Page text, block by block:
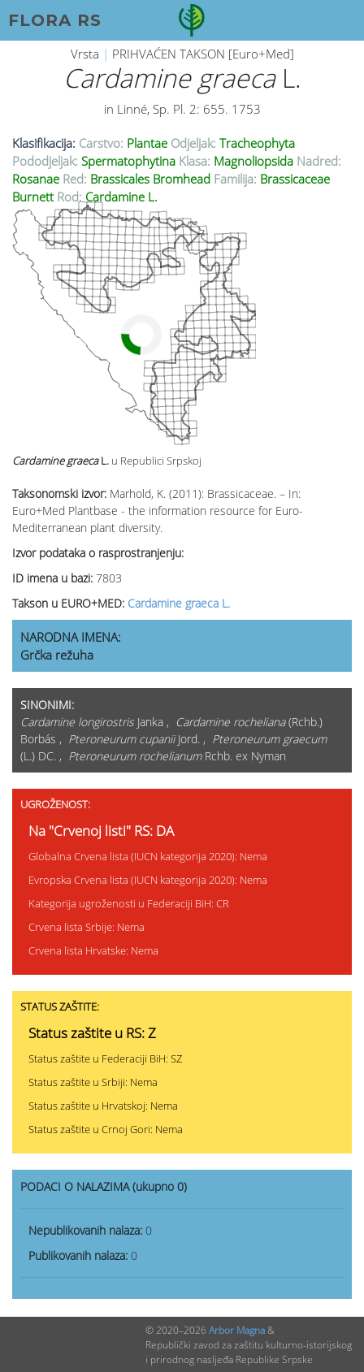
FLORA RS
Vrsta | PRIHVAĆEN TAKSON [Euro+Med]
Cardamine graecaL.
in Linné, Sp. Pl. 2: 655. 1753
Klasifikacija: Carstvo: Plantae Odjeljak: Tracheophyta
Pododjeljak: Spermatophytina Klasa: Magnoliopsida Nadred:
Rosanae Red: Brassicales Bromhead Familija: Brassicaceae
Burnett Rod: Cardamine L.
Taksonomski izvor: Marhold, K. (2011): Brassicaceae. – In:
Euro+Med Plantbase - the information resource for Euro-
Mediterranean plant diversity.
Izvor podataka o rasprostranjenju:
ID imena u bazi: 7803
Takson u EURO+MED: Cardamine graeca L.
Cardamine graecaL. u Republici Srpskoj
NARODNA IMENA:
Grčka režuha
SINONIMI:
Cardamine longirostris Janka , Cardamine rocheliana(Rchb.)
Borbás , Pteroneurum cupaniiJord. , Pteroneurum graecum
(L.) DC. , Pteroneurum rochelianumRchb. ex Nyman
UGROŽENOST:
Na "Crvenoj listi" RS: DA
Globalna Crvena lista (IUCN kategorija 2020): Nema
Evropska Crvena lista (IUCN kategorija 2020): Nema
Kategorija ugroženosti u Federaciji BiH: CR
Crvena lista Srbije: Nema
Crvena lista Hrvatske: Nema
STATUS ZAŠTITE:
Status zaštite u RS: Z
Status zaštite u Federaciji BiH: SZ
Status zaštite u Srbiji: Nema
Status zaštite u Hrvatskoj: Nema
Status zaštite u Crnoj Gori: Nema
PODACI O NALAZIMA (ukupno 0)
Nepublikovanih nalaza: 0
Publikovanih nalaza: 0
© 2020–2026 Arbor Magna&
Republički zavod za zaštitu kulturno-istorijskog
i prirodnog nasljeđa Republike Srpske